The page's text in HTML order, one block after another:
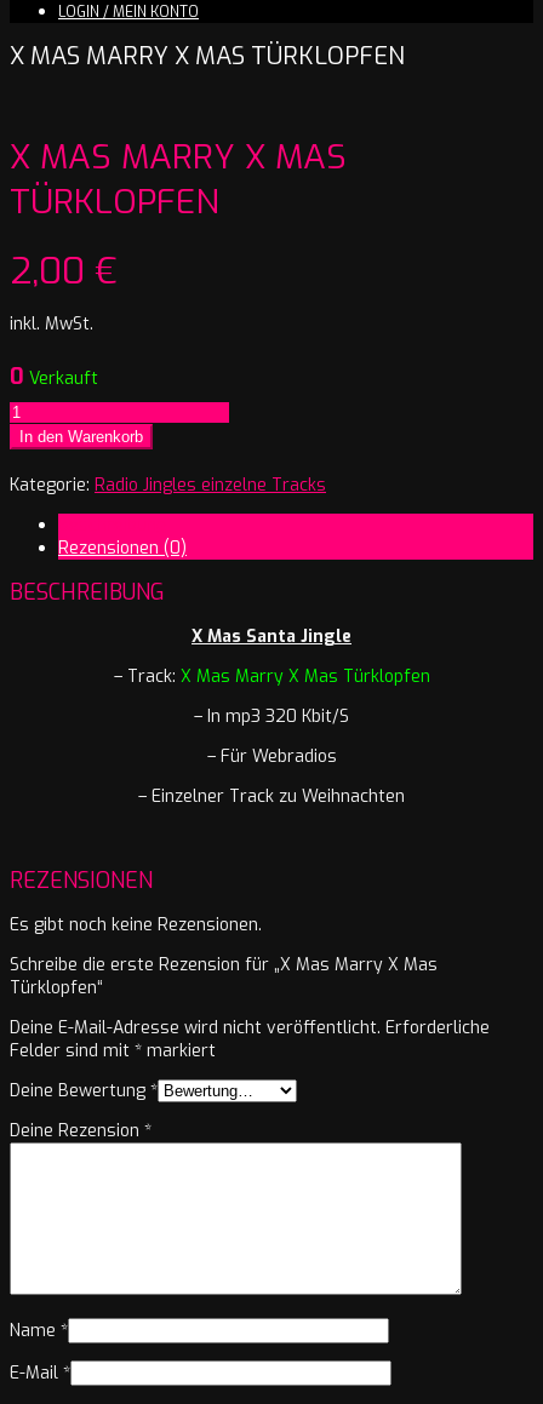
LOGIN / MEIN KONTO
X MAS MARRY X MAS TÜRKLOPFEN
X MAS MARRY X MAS
TÜRKLOPFEN
2,00 €
inkl. MwSt.
0 Verkauft
X
Mas
Marry
X
Türklopfen
Menge
In den Warenkorb
Kategorie: Radio Jingles einzelne Tracks
Rezensionen (0)
BESCHREIBUNG
X Mas Santa Jingle
– Track: X Mas Marry X Mas Türklopfen
– In mp3 320 Kbit/S
– Für Webradios
– Einzelner Track zu Weihnachten
REZENSIONEN
Es gibt noch keine Rezensionen.
Schreibe die erste Rezension für „X Mas Marry X Mas
Türklopfen“
Deine E-Mail-Adresse wird nicht veröffentlicht. Erforderliche
Felder sind mit * markiert
Deine Bewertung *
Deine Rezension *
Name *
E-Mail *